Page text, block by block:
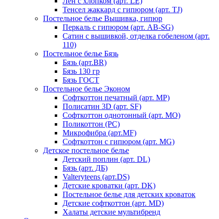
Тенсел жаккард с гипюром (арт. TJ)
Постельное белье Вышивка, гипюр
Перкаль с гипюром (арт. AB-SG)
Сатин с вышивкой, отделка гобеленом (арт.
110)
Постельное белье Бязь
Бязь (арт.BR)
Бязь 130 гр
Бязь ГОСТ
Постельное белье Эконом
Софткоттон печатный (арт. MР)
Полисатин 3D (арт. SF)
Софткоттон однотонный (арт. MO)
Поликоттон (PC)
Микрофибра (арт.MF)
Софткоттон с гипюром (арт. MG)
Детское постельное белье
Детский поплин (арт. DL)
Бязь (арт. ДБ)
Valteryteens (арт.DS)
Детские кроватки (арт. DK)
Постельное белье для детских кроваток
Детские софткоттон (арт. MD)
Халаты детские мультибренд